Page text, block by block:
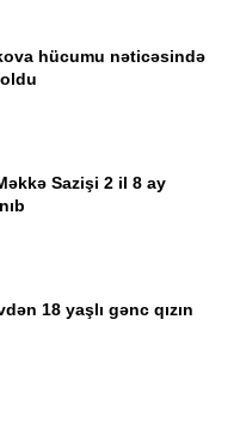
hücumu nəticəsində
Sazişi 2 il 8 ay
18 yaşlı gənc qızın